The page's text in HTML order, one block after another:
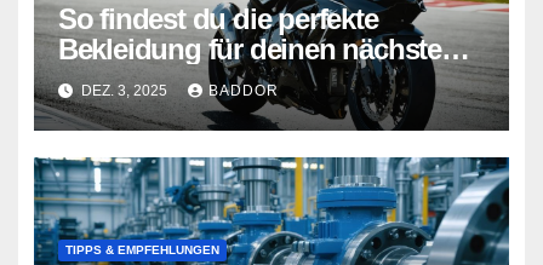
So findest du die perfekte
Bekleidung für deinen nächsten
Wettbewerb
DEZ. 3, 2025 BADDOR
TIPPS & EMPFEHLUNGEN